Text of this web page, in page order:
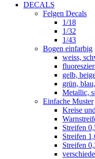
DECALS
Felgen Decals
1/18
1/32
1/43
Bogen einfarbig
weiss,
gelb,
grün,
Metallic,
Einfache Muster
Kreise
Streifen
Streifen
Streifen